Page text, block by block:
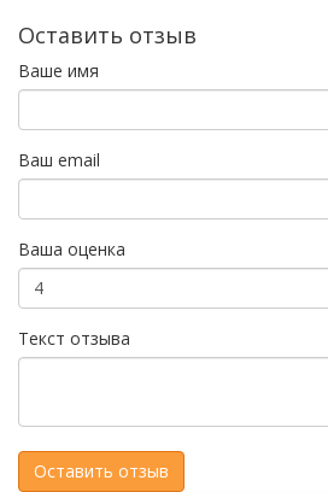
Оставить отзыв
Ваше имя
Ваш email
Ваша оценка
Текст отзыва